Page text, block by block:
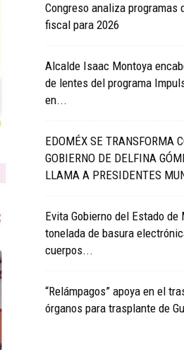
Congreso analiza programas
fiscal para 2026
Alcalde Isaac Montoya
de lentes del programa
en...
EDOMÉX SE TRANSFORMA
GOBIERNO DE DELFINA
LLAMA A PRESIDENTES
Evita Gobierno del Estado de
tonelada de basura
cuerpos...
“Relámpagos” apoya en el
órganos para trasplante de